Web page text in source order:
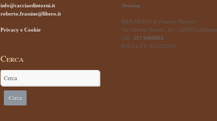
info@cacciaedintorni.it
roberto.frassine@libero.it
Privacy e Cookie
Cerca
Sitemap
R&B MEDIA di Frassine Roberto
Via Vittorio Veneto, 38 – 25060
Cell. 393 9408881
P.IVA e C.F. 042325709